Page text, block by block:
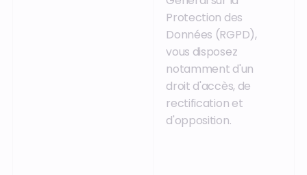
Protection des
Données (RGPD),
vous disposez
notamment d'un
droit d'accès, de
rectification et
d'opposition.